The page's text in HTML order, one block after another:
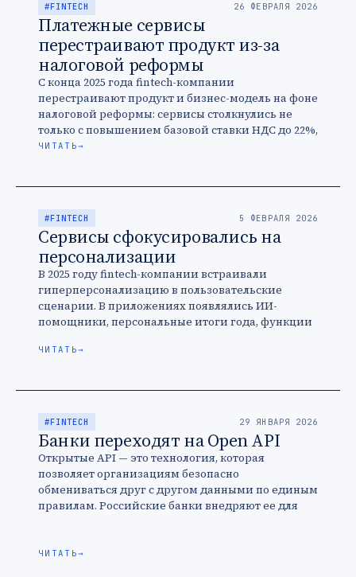
#FINTECH 26 ФЕВРАЛЯ 2026
Платежные сервисы
перестраивают продукт из-за
налоговой реформы
С конца 2025 года fintech-компании
перестраивают продукт и бизнес-модель на фоне
налоговой реформы: сервисы столкнулись не
только с повышением базовой ставки НДС до 22%,
но и отменой льгот по эквайрингу.
ЧИТАТЬ→
#FINTECH 5 ФЕВРАЛЯ 2026
Сервисы сфокусировались на
персонализации
В 2025 году fintech-компании встраивали
гиперперсонализацию в пользовательские
сценарии. В приложениях появлялись ИИ-
помощники, персональные итоги года, функции
рекомендации по инвестициям. Тренд
ЧИТАТЬ→
#FINTECH 29 ЯНВАРЯ 2026
Банки переходят на Open API
Открытые API — это технология, которая
позволяет организациям безопасно
обмениваться друг с другом данными по единым
правилам. Российские банки внедряют ее для
ЧИТАТЬ→